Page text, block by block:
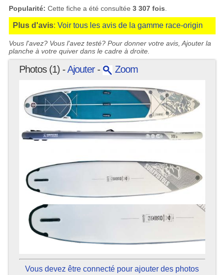
Popularité: Cette fiche a été consultée 3 307 fois
Plus d'avis:Voir tous les avis de la gamme race-origin
Vous l'avez? Vous l'avez testé? Pour donner votre avis, Ajouter la
planche à votre quiver dans le cadre à droite.
Photos (1) -Ajouter- Zoom
Vous devez être connecté pour ajouter des photos